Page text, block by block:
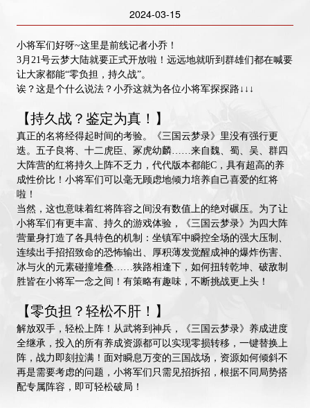
2024-03-15
小将军们好呀~这里是前线记者小乔！
3月21号云梦大陆就要正式开放啦！远远地就听到群雄们都在喊要
让大家都能“零负担，持久战”。
诶？这是个什么说法？小乔这就为各位小将军探探路↓↓↓
【持久战？鉴定为真！】
真正的名将经得起时间的考验。《三国云梦录》里没有强行更
迭。五子良将、十二虎臣、冢虎幼麟……来自魏、蜀、吴、群四
大阵营的红将持久上阵不乏力，代代版本都能C，具有超高的养
成性价比！小将军们可以毫无顾虑地倾力培养自己喜爱的红将
啦！
当然，这也意味着红将阵容之间没有数值上的绝对碾压。为了让
小将军们有更丰富、持久的游戏体验，《三国云梦录》为四大阵
营量身打造了各具特色的机制：坐镇军中瞬控全场的强大压制、
连续出手招招致命的恐怖输出、厚积薄发觉醒成神的爆炸伤害、
冰与火的元素碰撞堆叠……狭路相逢下，如何扭转乾坤、破敌制
胜皆在小将军一念之间！有策略有趣味，不断挑战更上头！
【零负担？轻松不肝！】
解放双手，轻松上阵！从武将到神兵，《三国云梦录》养成进度
全继承，投入的所有养成资源都可以实现零损转移，一键替换上
阵，战力即刻拉满！面对瞬息万变的三国战场，资源如何倾斜不
再是需要考虑的问题，小将军们只需见招拆招，根据不同局势搭
配专属阵容，即可轻松破局！